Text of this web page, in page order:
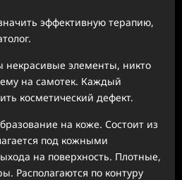
эффективную терапию,
некрасивые элементы, никто
на самотек. Каждый
косметический дефект.
на коже. Состоит из
под кожными
на поверхность. Плотные,
Располагаются по контуру